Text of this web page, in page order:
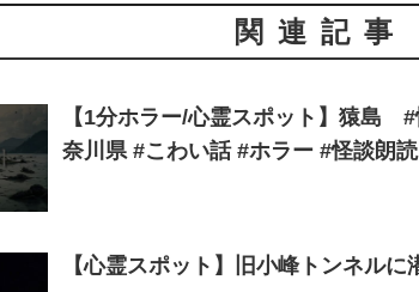
関連記事
【1分ホラー/心霊スポット】猿島
奈川県 #こわい話 #ホラー #怪談朗読
【心霊スポット】旧小峰トンネル